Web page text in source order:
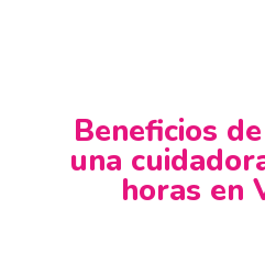
Beneficios
una
horas en